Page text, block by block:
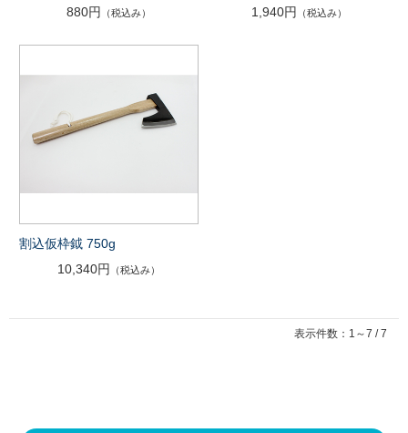
880円 （税込み）
1,940円
（税込み）
割込仮枠鉞 750g
10,340円
（税込み）
表示件数：1～7 / 7